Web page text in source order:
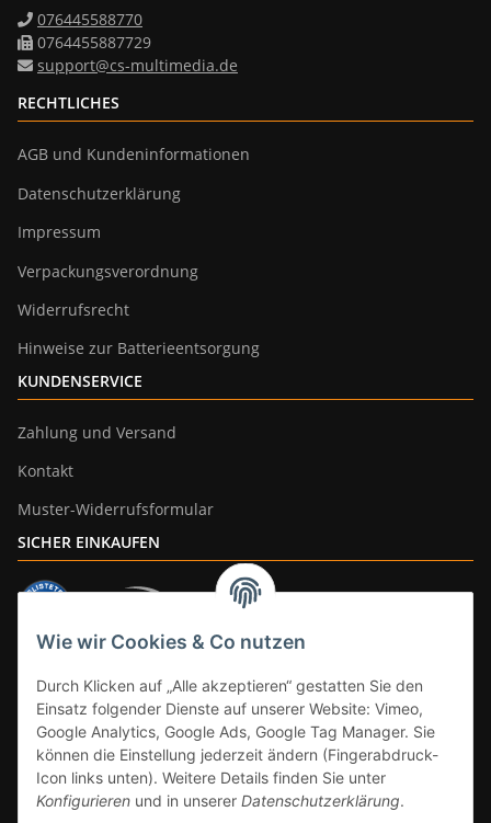
Wie wir Cookies & Co nutzen
Durch Klicken auf „Alle akzeptieren“ gestatten Sie den
Einsatz folgender Dienste auf unserer Website: Vimeo,
Google Analytics, Google Ads, Google Tag Manager. Sie
können die Einstellung jederzeit ändern (Fingerabdruck-
Icon links unten). Weitere Details finden Sie unter
Konfigurieren und in unserer Datenschutzerklärung.
076445588770
0764455887729
support@cs-multimedia.de
RECHTLICHES
AGB und Kundeninformationen
Datenschutzerklärung
Impressum
Verpackungsverordnung
Widerrufsrecht
Hinweise zur Batterieentsorgung
KUNDENSERVICE
Zahlung und Versand
Kontakt
Muster-Widerrufsformular
SICHER EINKAUFEN